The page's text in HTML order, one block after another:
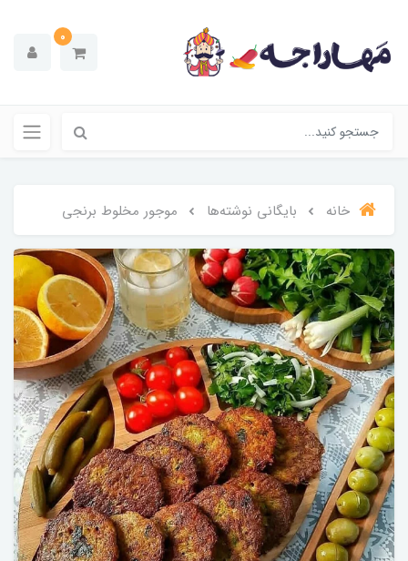
0
خانه بایگانی نوشته‌ها موجور‌ مخلوط برنجی